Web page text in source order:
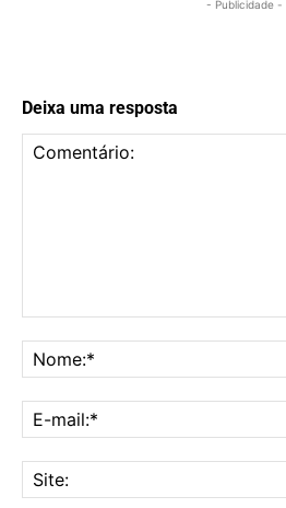
- Publicidade -
Deixa uma resposta